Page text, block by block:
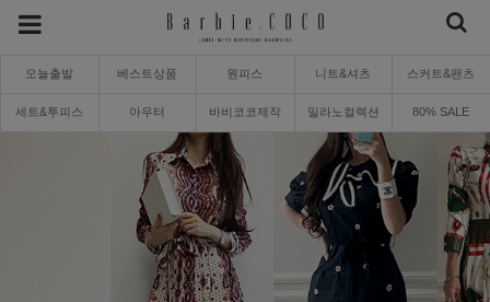
오늘출발 베스트상품 원피스 니트&셔츠 스커트&팬츠
세트&투피스 아우터 바비코코제작 밀라노컬렉션 80% SALE